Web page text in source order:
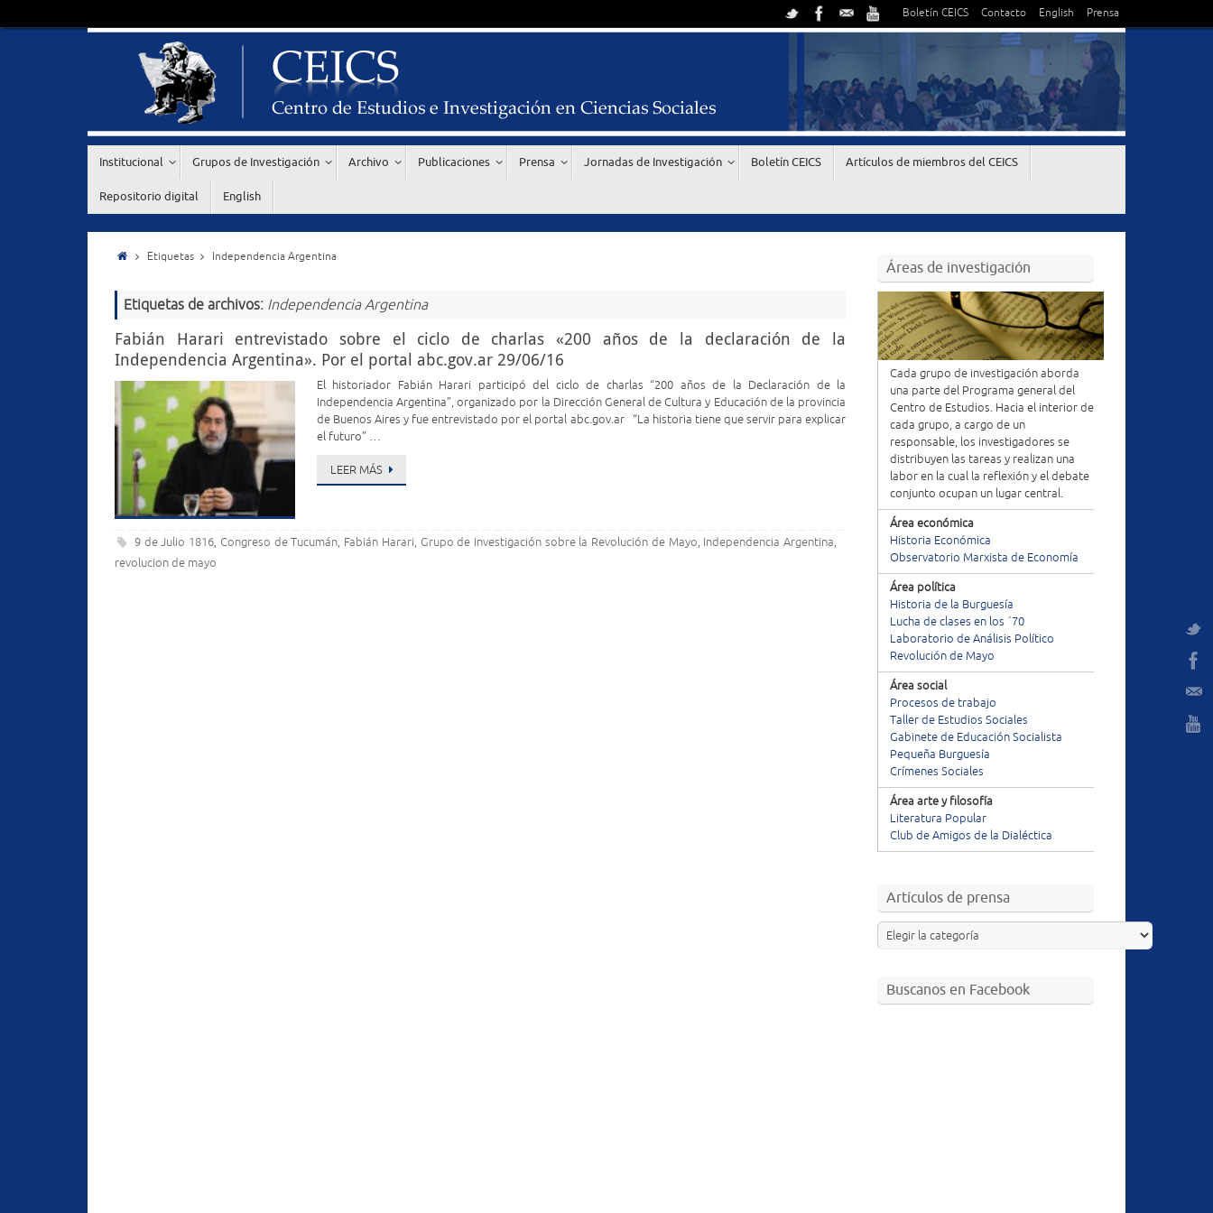
Boletín CEICS Contacto English Prensa
Institucional Grupos de Investigación Archivo Publicaciones Prensa Jornadas de Investigación Boletín CEICS Artículos de miembros del CEICS
Repositorio digital English
Etiquetas Independencia Argentina
Etiquetas de archivos: Independencia Argentina
Fabián Harari entrevistado sobre el ciclo de charlas «200 años de la declaración de la
Independencia Argentina». Por el portal abc.gov.ar 29/06/16
El historiador Fabián Harari participó del ciclo de charlas “200 años de la Declaración de la
Independencia Argentina”, organizado por la Dirección General de Cultura y Educación de la provincia
de Buenos Aires y fue entrevistado por el portal abc.gov.ar “La historia tiene que servir para explicar
el futuro” …
LEER MÁS
9 de Julio 1816, Congreso de Tucumán, Fabián Harari, Grupo de Investigación sobre la Revolución de Mayo, Independencia Argentina,
revolucion de mayo
Áreas de investigación
Cada grupo de investigación aborda
una parte del Programa general del
Centro de Estudios. Hacia el interior de
cada grupo, a cargo de un
responsable, los investigadores se
distribuyen las tareas y realizan una
labor en la cual la reflexión y el debate
conjunto ocupan un lugar central.
Área económica
Historia Económica
Observatorio Marxista de Economía
Área política
Historia de la Burguesía
Lucha de clases en los ´70
Laboratorio de Análisis Político
Revolución de Mayo
Área social
Procesos de trabajo
Taller de Estudios Sociales
Gabinete de Educación Socialista
Pequeña Burguesía
Crímenes Sociales
Área arte y filosofía
Literatura Popular
Club de Amigos de la Dialéctica
Artículos de prensa
Buscanos en Facebook